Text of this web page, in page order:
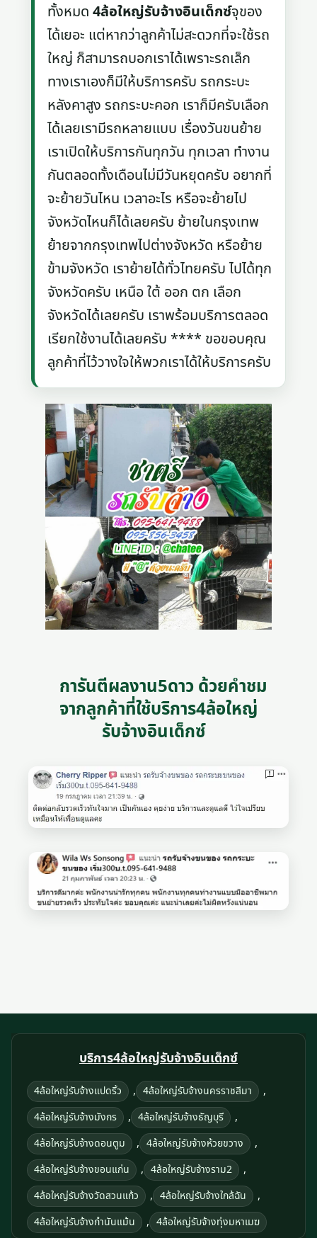
ทั้งหมด4ล้อใหญ่รับจ้างอินเด็กซ์จุของ
ได้เยอะ แต่หากว่าลูกค้าไม่สะดวกที่จะใช้รถ
ใหญ่ ก็สามารถบอกเราได้เพราะรถเล็ก
ทางเราเองก็มีให้บริการครับ รถกระบะ
หลังคาสูง รถกระบะคอก เราก็มีครับเลือก
ได้เลยเรามีรถหลายแบบ เรื่องวันขนย้าย
เราเปิดให้บริการกันทุกวัน ทุกเวลา ทำงาน
กันตลอดทั้งเดือนไม่มีวันหยุดครับ อยากที่
จะย้ายวันไหน เวลาอะไร หรือจะย้ายไป
จังหวัดไหนก็ได้เลยครับ ย้ายในกรุงเทพ
ย้ายจากกรุงเทพไปต่างจังหวัด หรือย้าย
ข้ามจังหวัด เราย้ายได้ทั่วไทยครับ ไปได้ทุก
จังหวัดครับ เหนือ ใต้ ออก ตก เลือก
จังหวัดได้เลยครับ เราพร้อมบริการตลอด
เรียกใช้งานได้เลยครับ **** ขอขอบคุณ
ลูกค้าที่ไว้วางใจให้พวกเราได้ให้บริการครับ
การันตีผลงาน5ดาว ด้วยคำชม
จากลูกค้าที่ใช้บริการ4ล้อใหญ่
รับจ้างอินเด็กซ์
บริการ4ล้อใหญ่รับจ้างอินเด็กซ์
4ล้อใหญ่รับจ้างแปดริ้ว , 4ล้อใหญ่รับจ้างนครราชสีมา ,
4ล้อใหญ่รับจ้างมังกร , 4ล้อใหญ่รับจ้างธัญบุรี ,
4ล้อใหญ่รับจ้างดอนตูม , 4ล้อใหญ่รับจ้างห้วยขวาง ,
4ล้อใหญ่รับจ้างขอนแก่น , 4ล้อใหญ่รับจ้างราม2 ,
4ล้อใหญ่รับจ้างวัดสวนแก้ว , 4ล้อใหญ่รับจ้างใกล้ฉัน ,
4ล้อใหญ่รับจ้างกำนันแม้น , 4ล้อใหญ่รับจ้างทุ่งมหาเมฆ